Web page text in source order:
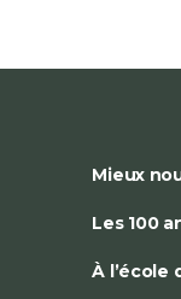
Mieux
Les 100
À l’école